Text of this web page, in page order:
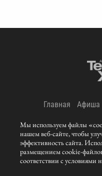
Мы используем файлы
нашем веб-сайте, чтобы
эффективность сайта.
размещением cookie-
соответствии с условиями
Главная Афиша
© 2011-Tenors21century.